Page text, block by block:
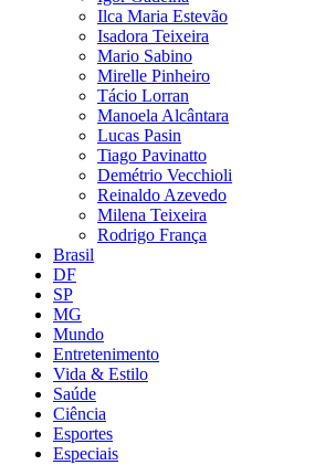
Ilca Maria Estevão
Isadora Teixeira
Mario Sabino
Mirelle Pinheiro
Tácio Lorran
Manoela Alcântara
Lucas Pasin
Tiago Pavinatto
Demétrio Vecchioli
Reinaldo Azevedo
Milena Teixeira
Rodrigo França
Brasil
DF
SP
MG
Mundo
Entretenimento
Vida & Estilo
Saúde
Ciência
Esportes
Especiais